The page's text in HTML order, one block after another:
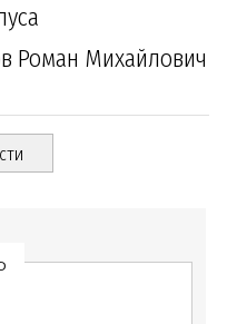
Роман Михайлович